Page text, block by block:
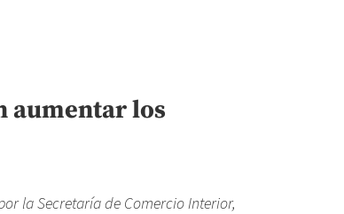
aumentar los
la Secretaría de Comercio Interior,